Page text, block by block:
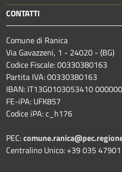
CONTATTI
Comune di Ranica
Via Gavazzeni, 1 - 24020 - (BG)
Codice Fiscale: 00330380163
Partita IVA: 00330380163
IBAN: IT13G0103053410
FE-iPA: UFK857
Codice iPA: c_h176
PEC:
Centralino Unico: +39 035